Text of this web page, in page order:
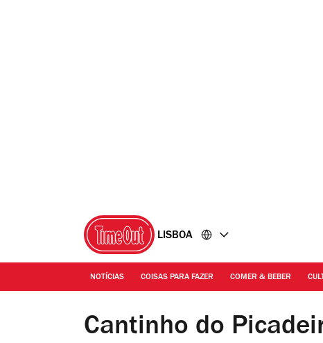
LISBOA
NOTÍCIAS COISAS PARA FAZER COMER & BEBER
Cantinho do